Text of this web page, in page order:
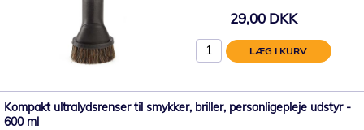
29,00 DKK
LÆG I KURV
Kompakt ultralydsrenser til smykker, briller, personligepleje udstyr -
600 ml